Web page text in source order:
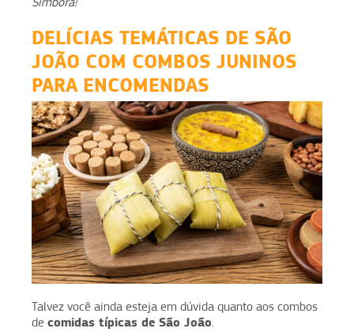
DELÍCIAS TEMÁTICAS DE SÃO
JOÃO COM COMBOS JUNINOS
PARA ENCOMENDAS
Talvez você ainda esteja em dúvida quanto aos combos
de comidas típicas de São João.